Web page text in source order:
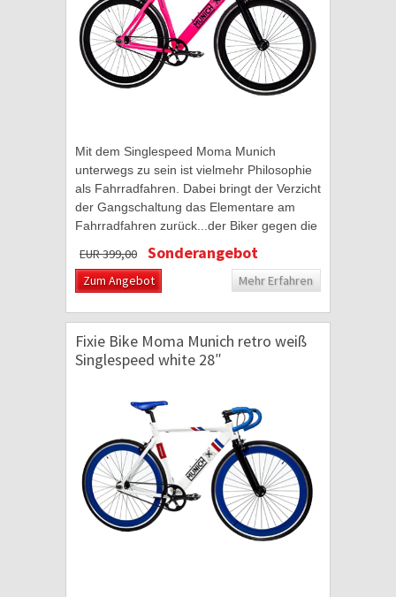
Mit dem Singlespeed Moma Munich
unterwegs zu sein ist vielmehr Philosophie
als Fahrradfahren. Dabei bringt der Verzicht
der Gangschaltung das Elementare am
Fahrradfahren zurück...der Biker gegen die
Straße. Dafür stehen Singlespeed Bikes
der...
EUR 399,00 Sonderangebot
Zum Angebot Mehr Erfahren
Fixie Bike Moma Munich retro weiß
Singlespeed white 28″